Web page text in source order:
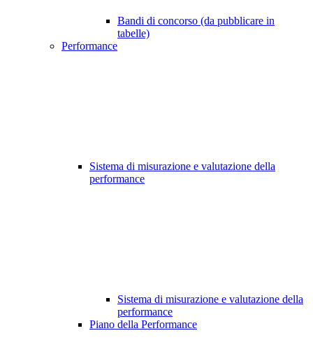
Bandi di concorso (da pubblicare in
tabelle)
Performance
Sistema di misurazione e valutazione della
performance
Sistema di misurazione e valutazione della
performance
Piano della Performance